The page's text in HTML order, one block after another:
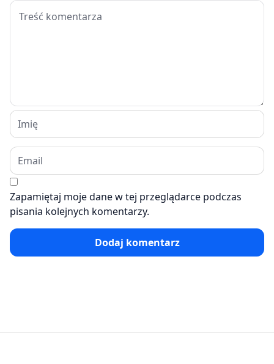
Zapamiętaj moje dane w tej przeglądarce podczas
pisania kolejnych komentarzy.
Dodaj komentarz